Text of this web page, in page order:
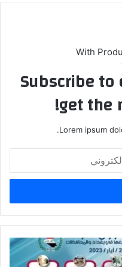
With
Subscribe
get the
Lorem ipsum